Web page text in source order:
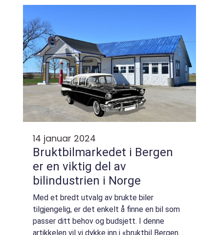
Broom kan brukere finne et stort utvalg av
bru...
14 januar 2024
Bruktbilmarkedet i Bergen
er en viktig del av
bilindustrien i Norge
Med et bredt utvalg av brukte biler
tilgjengelig, er det enkelt å finne en bil som
passer ditt behov og budsjett. I denne
artikkelen vil vi dykke inn i «bruktbil Bergen»